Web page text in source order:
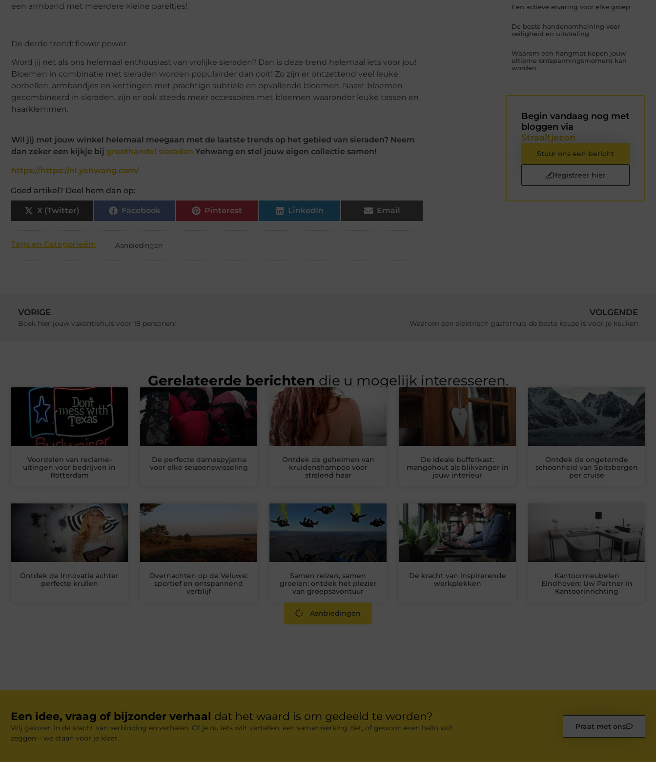
een armband met meerdere kleine pareltjes!
De derde trend: flower power
Word jij net als ons helemaal enthousiast van vrolijke sieraden? Dan is deze trend helemaal iets voor jou!
Bloemen in combinatie met sieraden worden populairder dan ooit! Zo zijn er ontzettend veel leuke
oorbellen, armbandjes en kettingen met prachtige subtiele en opvallende bloemen. Naast bloemen
gecombineerd in sieraden, zijn er ook steeds meer accessoires met bloemen waaronder leuke tassen en
haarklemmen.
Wil jij met jouw winkel helemaal meegaan met de laatste trends op het gebied van sieraden? Neem
dan zeker een kijkje bij groothandel sieraden Yehwang en stel jouw eigen collectie samen!
https://https://nl.yehwang.com/
Goed artikel? Deel hem dan op:
X (Twitter) Facebook Pinterest LinkedIn Email
Tags en Categorieën: Aanbiedingen
Een actieve ervaring voor elke groep
De beste hondenomheining voor
veiligheid en uitstraling
Waarom een hangmat kopen jouw
ultieme ontspanningsmoment kan
worden
Begin vandaag nog met
bloggen via
Straaltjezon
Stuur ons een bericht
Registreer hier
VORIGE
Boek hier jouw vakantiehuis voor 18 personen!
VOLGENDE
Waarom een elektrisch gasfornuis de beste keuze is voor je keuken
Gerelateerde berichten die u mogelijk interesseren.
Voordelen van reclame-
uitingen voor bedrijven in
Rotterdam
De perfecte damespyjama
voor elke seizoenswisseling
Ontdek de geheimen van
kruidenshampoo voor
stralend haar
De ideale buffetkast:
mangohout als blikvanger in
jouw interieur
Ontdek de ongetemde
schoonheid van Spitsbergen
per cruise
Ontdek de innovatie achter
perfecte krullen
Overnachten op de Veluwe:
sportief en ontspannend
verblijf
Samen reizen, samen
groeien: ontdek het plezier
van groepsavontuur
De kracht van inspirerende
werkplekken
Kantoormeubelen
Eindhoven: Uw Partner in
Kantoorinrichting
Aanbiedingen
Een idee, vraag of bijzonder verhaal dat het waard is om gedeeld te worden?
Wij geloven in de kracht van verbinding en verhalen. Of je nu iets wilt vertellen, een samenwerking ziet, of gewoon even hallo wilt
zeggen – we staan voor je klaar.
Praat met ons